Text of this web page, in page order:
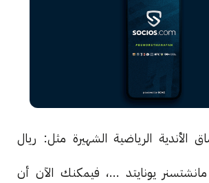
الرياضية الشهيرة مثل: ريال
مانشتسنر يونايتد ...، فيمكنك الآن أن